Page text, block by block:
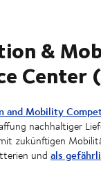
&
Center
and Mobility
nachhaltiger
zukünftigen
und als